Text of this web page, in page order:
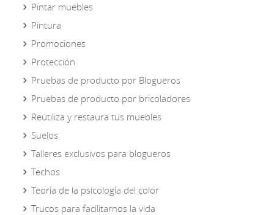
Pintar muebles
Pintura
Promociones
Protección
Pruebas de producto por Blogueros
Pruebas de producto por bricoladores
Reutiliza y restaura tus muebles
Suelos
Talleres exclusivos para blogueros
Techos
Teoría de la psicología del color
Trucos para facilitarnos la vida